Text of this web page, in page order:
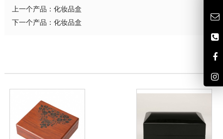
上一个产品： 化妆品盒
下一个产品： 化妆品盒